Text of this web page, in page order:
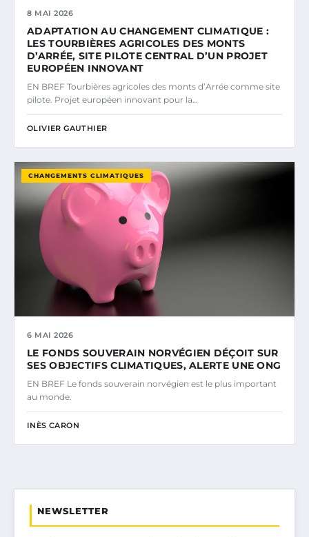
8 MAI 2026
ADAPTATION AU CHANGEMENT CLIMATIQUE :
LES TOURBIÈRES AGRICOLES DES MONTS
D’ARRÉE, SITE PILOTE CENTRAL D’UN PROJET
EUROPÉEN INNOVANT
EN BREF Tourbières agricoles des monts d’Arrée comme site
pilote. Projet européen innovant pour la…
OLIVIER GAUTHIER
CHANGEMENTS CLIMATIQUES
6 MAI 2026
LE FONDS SOUVERAIN NORVÉGIEN DÉÇOIT SUR
SES OBJECTIFS CLIMATIQUES, ALERTE UNE ONG
EN BREF Le fonds souverain norvégien est le plus important
au monde.
INÈS CARON
NEWSLETTER